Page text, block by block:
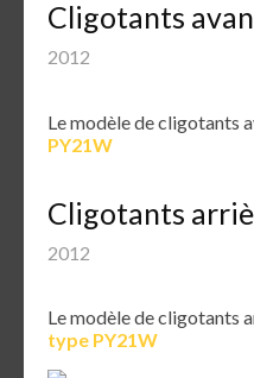
Cligotants
2012
Le modèle de cligotants
PY21W
Cligotants
2012
Le modèle de cligotants
type PY21W